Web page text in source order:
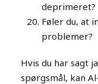
deprimeret?
Føler du, at
problemer?
Hvis du har sagt
spørgsmål, kan